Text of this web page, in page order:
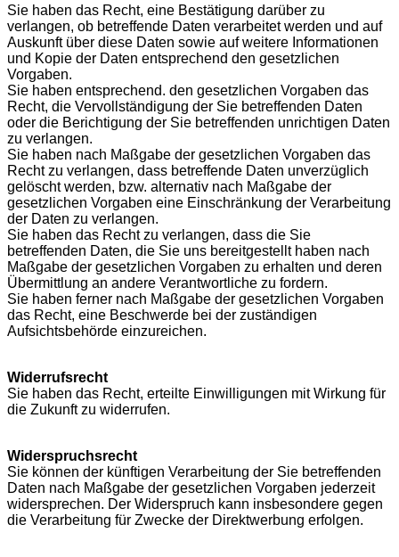
Sie haben das Recht, eine Bestätigung darüber zu
verlangen, ob betreffende Daten verarbeitet werden und auf
Auskunft über diese Daten sowie auf weitere Informationen
und Kopie der Daten entsprechend den gesetzlichen
Vorgaben.
Sie haben entsprechend. den gesetzlichen Vorgaben das
Recht, die Vervollständigung der Sie betreffenden Daten
oder die Berichtigung der Sie betreffenden unrichtigen Daten
zu verlangen.
Sie haben nach Maßgabe der gesetzlichen Vorgaben das
Recht zu verlangen, dass betreffende Daten unverzüglich
gelöscht werden, bzw. alternativ nach Maßgabe der
gesetzlichen Vorgaben eine Einschränkung der Verarbeitung
der Daten zu verlangen.
Sie haben das Recht zu verlangen, dass die Sie
betreffenden Daten, die Sie uns bereitgestellt haben nach
Maßgabe der gesetzlichen Vorgaben zu erhalten und deren
Übermittlung an andere Verantwortliche zu fordern.
Sie haben ferner nach Maßgabe der gesetzlichen Vorgaben
das Recht, eine Beschwerde bei der zuständigen
Aufsichtsbehörde einzureichen.
Widerrufsrecht
Sie haben das Recht, erteilte Einwilligungen mit Wirkung für
die Zukunft zu widerrufen.
Widerspruchsrecht
Sie können der künftigen Verarbeitung der Sie betreffenden
Daten nach Maßgabe der gesetzlichen Vorgaben jederzeit
widersprechen. Der Widerspruch kann insbesondere gegen
die Verarbeitung für Zwecke der Direktwerbung erfolgen.